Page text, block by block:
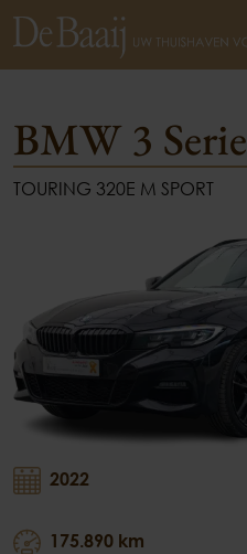
BMW 3 Serie
TOURING 320E M SPORT
2022
175.890 km